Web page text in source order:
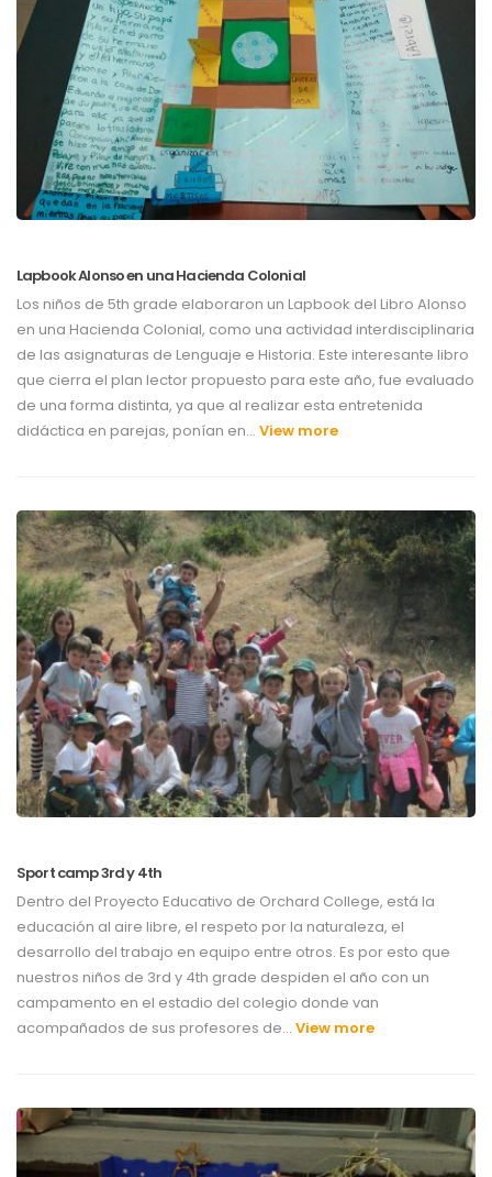
Lapbook Alonso en una Hacienda Colonial
Los niños de 5th grade elaboraron un Lapbook del Libro Alonso
en una Hacienda Colonial, como una actividad interdisciplinaria
de las asignaturas de Lenguaje e Historia. Este interesante libro
que cierra el plan lector propuesto para este año, fue evaluado
de una forma distinta, ya que al realizar esta entretenida
didáctica en parejas, ponían en… View more
Sport camp 3rd y 4th
Dentro del Proyecto Educativo de Orchard College, está la
educación al aire libre, el respeto por la naturaleza, el
desarrollo del trabajo en equipo entre otros. Es por esto que
nuestros niños de 3rd y 4th grade despiden el año con un
campamento en el estadio del colegio donde van
acompañados de sus profesores de… View more